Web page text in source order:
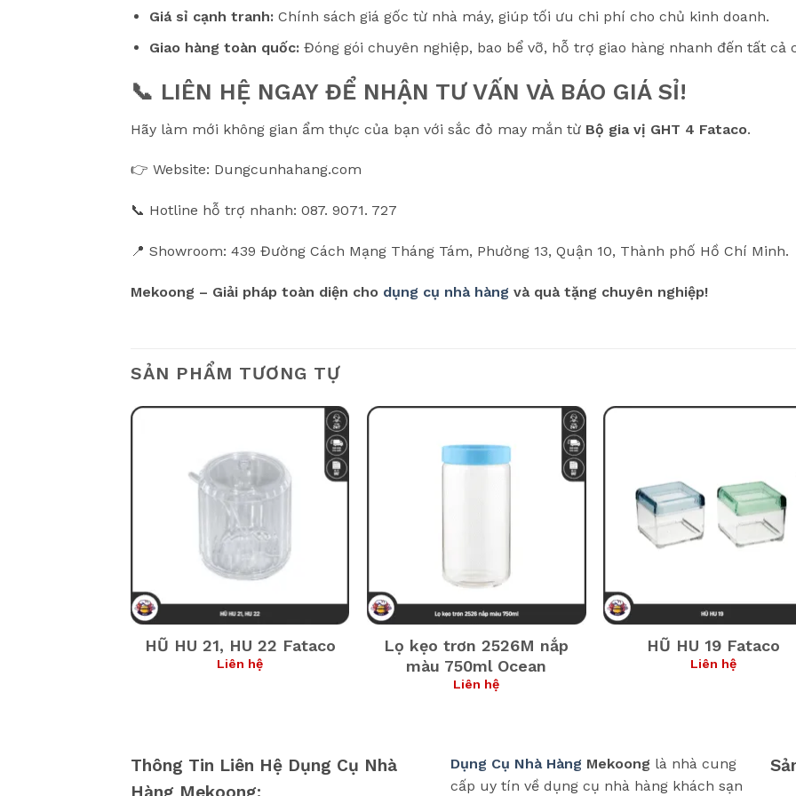
Giá sỉ cạnh tranh:Chính sách giá gốc từ nhà máy, giúp tối ưu chi phí cho chủ kinh doanh.
Giao hàng toàn quốc:Đóng gói chuyên nghiệp, bao bể vỡ, hỗ trợ giao hàng nhanh đến tất cả
📞 LIÊN HỆ NGAY ĐỂ NHẬN TƯ VẤN VÀ BÁO GIÁ SỈ!
Hãy làm mới không gian ẩm thực của bạn với sắc đỏ may mắn từ Bộ gia vị GHT 4 Fataco.
👉 Website: Dungcunhahang.com
📞 Hotline hỗ trợ nhanh: 087. 9071. 727
📍 Showroom: 439 Đường Cách Mạng Tháng Tám, Phường 13, Quận 10, Thành phố Hồ Chí Minh.
Mekoong – Giải pháp toàn diện cho dụng cụ nhà hàng và quà tặng chuyên nghiệp!
SẢN PHẨM TƯƠNG TỰ
HŨ HU 21, HU 22 Fataco
Liên hệ
Lọ kẹo trơn 2526M nắp
màu 750ml Ocean
Liên hệ
HŨ HU 19 Fataco
Liên hệ
Thông Tin Liên Hệ Dụng Cụ Nhà
Hàng Mekoong:
Dụng Cụ Nhà Hàng Mekoong là nhà cung
cấp uy tín về dụng cụ nhà hàng khách sạn